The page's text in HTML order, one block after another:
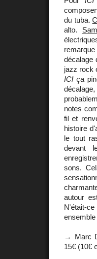
du tuba.
alto.
décalage
jazz rock
ICI ça
notes
fil et
histoire
le tout
devant
sons.
autour
N'était-
ensemble
→ Marc
15€ (10€